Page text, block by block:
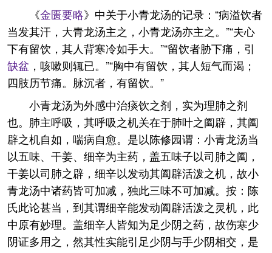
《金匮要略》中关于小青龙汤的记录：“病溢饮者
当发其汗，大青龙汤主之，小青龙汤亦主之。”“夫心
下有留饮，其人背寒冷如手大。”“留饮者胁下痛，引
缺盆 ，咳嗽则辄已。”“胸中有留饮，其人短气而渴；
四肢历节痛。脉沉者，有留饮。”
小青龙汤为外感中治痰饮之剂，实为理肺之剂
也。肺主呼吸，其呼吸之机关在于肺叶之阖辟，其阖
辟之机自如，喘病自愈。是以陈修园谓：小青龙汤当
以五味、干姜、细辛为主药，盖五味子以司肺之阖，
干姜以司肺之辟，细辛以发动其阖辟活泼之机，故小
青龙汤中诸药皆可加减，独此三味不可加减。按：陈
氏此论甚当，到其谓细辛能发动阖辟活泼之灵机，此
中原有妙理。盖细辛人皆知为足少阴之药，故伤寒少
阴证多用之，然其性实能引足少阴与手少阴相交，是